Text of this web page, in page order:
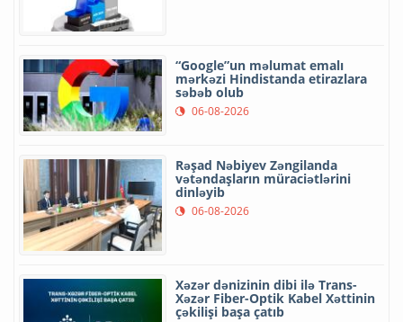
“Google”un məlumat emalı
mərkəzi Hindistanda etirazlara
səbəb olub
06-08-2026
Rəşad Nəbiyev Zəngilanda
vətəndaşların müraciətlərini
dinləyib
06-08-2026
Xəzər dənizinin dibi ilə Trans-
Xəzər Fiber-Optik Kabel Xəttinin
çəkilişi başa çatıb